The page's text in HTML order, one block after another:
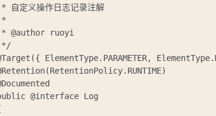
自定义操作日志记录注解
@author ruoyi
ElementType.PARAMETER,
@interface Log